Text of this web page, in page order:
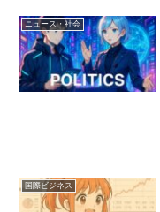
ニュース・社会
国際ビジネス